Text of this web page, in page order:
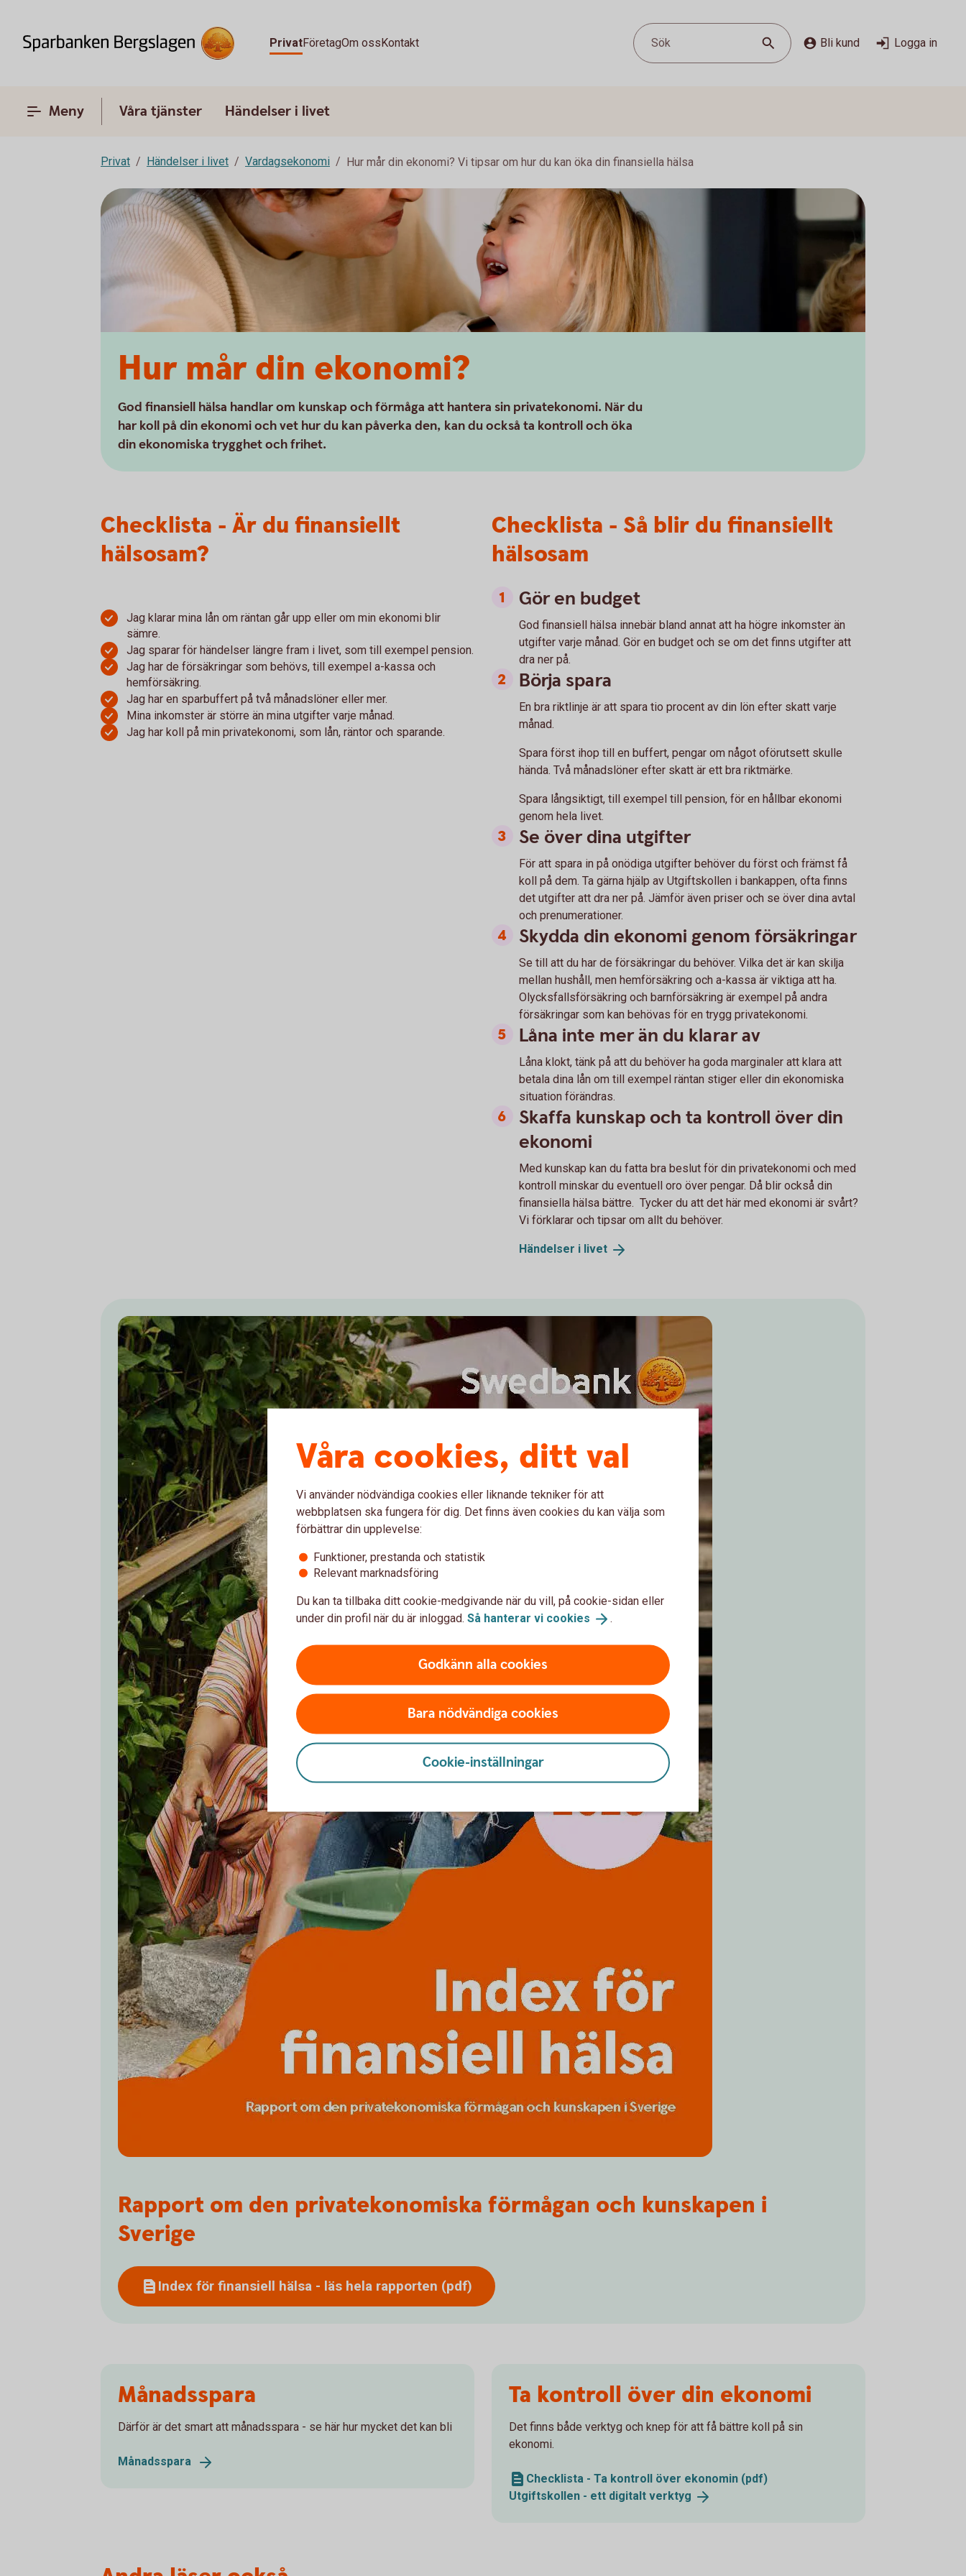
PrivatFöretagOm ossKontakt Sök Bli kund Logga in
Meny Våra tjänster Händelser i livet
Privat Händelser i livet Vardagsekonomi Hur mår din ekonomi? Vi tipsar om hur du kan öka din finansiella hälsa
Hur mår din ekonomi?
God finansiell hälsa handlar om kunskap och förmåga att hantera sin privatekonomi. När du
har koll på din ekonomi och vet hur du kan påverka den, kan du också ta kontroll och öka
din ekonomiska trygghet och frihet.
Checklista - Är du finansiellt
hälsosam?
Jag klarar mina lån om räntan går upp eller om min ekonomi blir
sämre.
Jag sparar för händelser längre fram i livet, som till exempel pension.
Jag har de försäkringar som behövs, till exempel a-kassa och
hemförsäkring.
Jag har en sparbuffert på två månadslöner eller mer.
Mina inkomster är större än mina utgifter varje månad.
Jag har koll på min privatekonomi, som lån, räntor och sparande.
Checklista - Så blir du finansiellt
hälsosam
Gör en budget
God finansiell hälsa innebär bland annat att ha högre inkomster än
utgifter varje månad. Gör en budget och se om det finns utgifter att
dra ner på.
Börja spara
En bra riktlinje är att spara tio procent av din lön efter skatt varje
månad.
Spara först ihop till en buffert, pengar om något oförutsett skulle
hända. Två månadslöner efter skatt är ett bra riktmärke.
Spara långsiktigt, till exempel till pension, för en hållbar ekonomi
genom hela livet.
Se över dina utgifter
För att spara in på onödiga utgifter behöver du först och främst få
koll på dem. Ta gärna hjälp av Utgiftskollen i bankappen, ofta finns
det utgifter att dra ner på. Jämför även priser och se över dina avtal
och prenumerationer.
Skydda din ekonomi genom försäkringar
Se till att du har de försäkringar du behöver. Vilka det är kan skilja
mellan hushåll, men hemförsäkring och a-kassa är viktiga att ha.
Olycksfallsförsäkring och barnförsäkring är exempel på andra
försäkringar som kan behövas för en trygg privatekonomi.
Låna inte mer än du klarar av
Låna klokt, tänk på att du behöver ha goda marginaler att klara att
betala dina lån om till exempel räntan stiger eller din ekonomiska
situation förändras.
Skaffa kunskap och ta kontroll över din
ekonomi
Med kunskap kan du fatta bra beslut för din privatekonomi och med
kontroll minskar du eventuell oro över pengar. Då blir också din
finansiella hälsa bättre. Tycker du att det här med ekonomi är svårt?
Vi förklarar och tipsar om allt du behöver.
Händelser i livet
Rapport om den privatekonomiska förmågan och kunskapen i
Sverige
Index för finansiell hälsa - läs hela rapporten (pdf)
Månadsspara
Därför är det smart att månadsspara - se här hur mycket det kan bli
Månadsspara
Ta kontroll över din ekonomi
Det finns både verktyg och knep för att få bättre koll på sin
ekonomi.
Checklista - Ta kontroll över ekonomin (pdf)
Utgiftskollen - ett digitalt verktyg
Våra cookies, ditt val
Vi använder nödvändiga cookies eller liknande tekniker för att
webbplatsen ska fungera för dig. Det finns även cookies du kan välja som
förbättrar din upplevelse:
Funktioner, prestanda och statistik
Relevant marknadsföring
Du kan ta tillbaka ditt cookie-medgivande när du vill, på cookie-sidan eller
under din profil när du är inloggad. Så hanterar vi cookies .
Godkänn alla cookies
Bara nödvändiga cookies
Cookie-inställningar